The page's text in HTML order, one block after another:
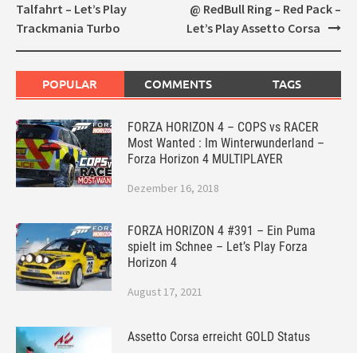
Talfahrt – Let’s Play
Trackmania Turbo
@ RedBull Ring – Red Pack –
Let’s Play Assetto Corsa
POPULAR COMMENTS TAGS
FORZA HORIZON 4 – COPS vs RACER
Most Wanted : Im Winterwunderland –
Forza Horizon 4 MULTIPLAYER
Dezember 16, 2018
FORZA HORIZON 4 #391 – Ein Puma
spielt im Schnee – Let’s Play Forza
Horizon 4
August 17, 2021
Assetto Corsa erreicht GOLD Status